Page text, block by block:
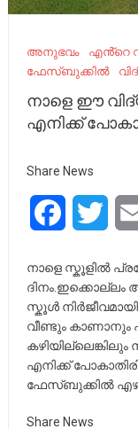
അനുഭവം എൻ്റെ
ഫേസ്ബുക്കിൽ
നാളെ ഈ
എനിക്ക്
Share News
Facebook
നാളെ സ്കൂളിൽ
സ്കൂൾ
വീണ്ടും കാണാനും
എനിക്ക്
ഫേസ്ബുക്കിൽ
Share News